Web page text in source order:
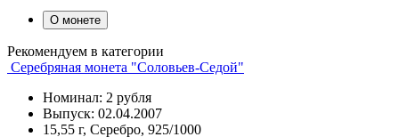
О монете
Рекомендуем в категории
Серебряная монета "Соловьев-Седой"
Номинал: 2 рубля
Выпуск: 02.04.2007
15,55 г, Серебро, 925/1000